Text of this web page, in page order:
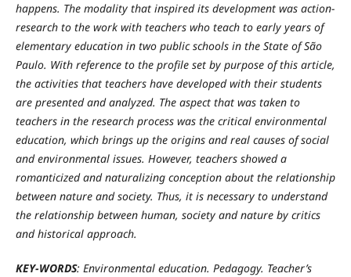
happens. The modality that inspired its development was action-
research to the work with teachers who teach to early years of
elementary education in two public schools in the State of São
Paulo. With reference to the profile set by purpose of this article,
the activities that teachers have developed with their students
are presented and analyzed. The aspect that was taken to
teachers in the research process was the critical environmental
education, which brings up the origins and real causes of social
and environmental issues. However, teachers showed a
romanticized and naturalizing conception about the relationship
between nature and society. Thus, it is necessary to understand
the relationship between human, society and nature by critics
and historical approach.
KEY-WORDS: Environmental education. Pedagogy. Teacher’s